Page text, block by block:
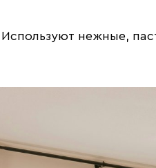
Используют нежные,